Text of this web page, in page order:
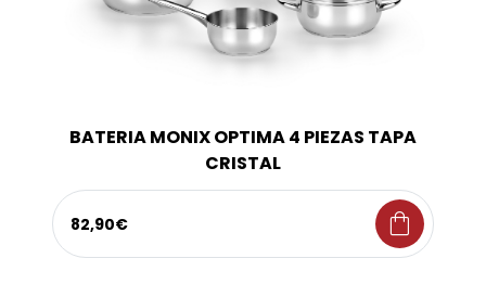
BATERIA MONIX OPTIMA 4 PIEZAS TAPA
CRISTAL
82,90€ shopping_bag